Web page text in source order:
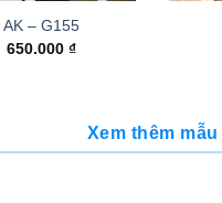
AK – G155
650.000₫
Xem thêm mẫu